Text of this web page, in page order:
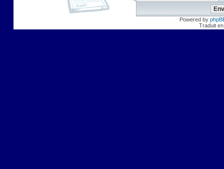
Powered by
Traduit